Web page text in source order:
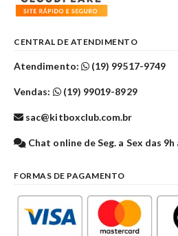
CENTRAL DE ATENDIMENTO
Atendimento: (19) 99517-9749
Vendas: (19) 99019-8929
sac@kitboxclub.com.br
Chat online de Seg. a Sex das 9h
FORMAS DE PAGAMENTO